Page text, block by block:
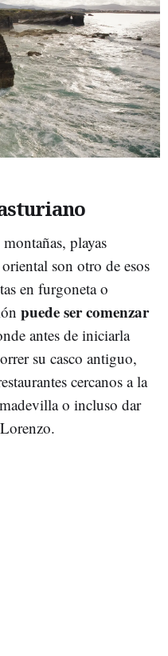
playas
son otro de esos
en furgoneta o
puede ser comenzar
antes de iniciarla
su casco antiguo,
cercanos a la
o incluso dar